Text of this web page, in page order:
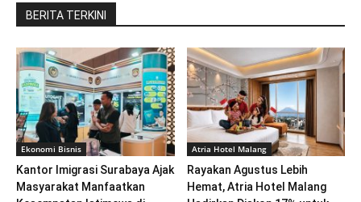
BERITA TERKINI
Ekonomi Bisnis
Kantor Imigrasi Surabaya Ajak
Masyarakat Manfaatkan
Atria Hotel Malang
Rayakan Agustus Lebih
Hemat, Atria Hotel Malang